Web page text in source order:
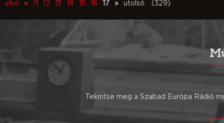
első « 12 13 14 15 16 17 » utolsó (329)
Tekintse meg a Szabad Európa Rádió